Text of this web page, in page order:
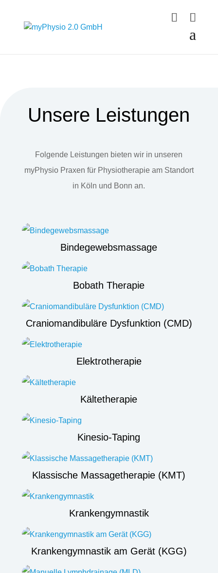
Unsere Leistungen
Folgende Leistungen bieten wir in unseren
myPhysio Praxen für Physiotherapie am Standort
in Köln und Bonn an.
Bindegewebsmassage
Bobath Therapie
Craniomandibuläre Dysfunktion (CMD)
Elektrotherapie
Kältetherapie
Kinesio-Taping
Klassische Massagetherapie (KMT)
Krankengymnastik
Krankengymnastik am Gerät (KGG)